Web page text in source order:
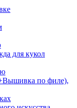
для кукол
по филе),